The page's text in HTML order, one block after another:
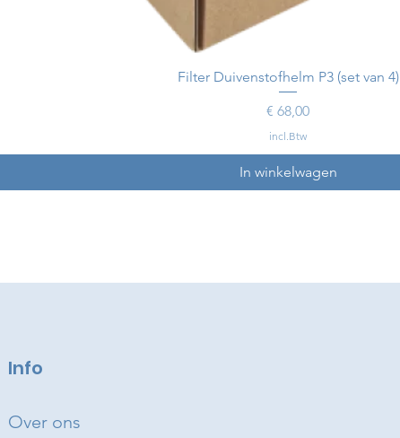
Filter Duivenstofhelm P3 (set van 4)
Prijs
€ 68,00
incl.Btw
In winkelwagen
Info
Over ons